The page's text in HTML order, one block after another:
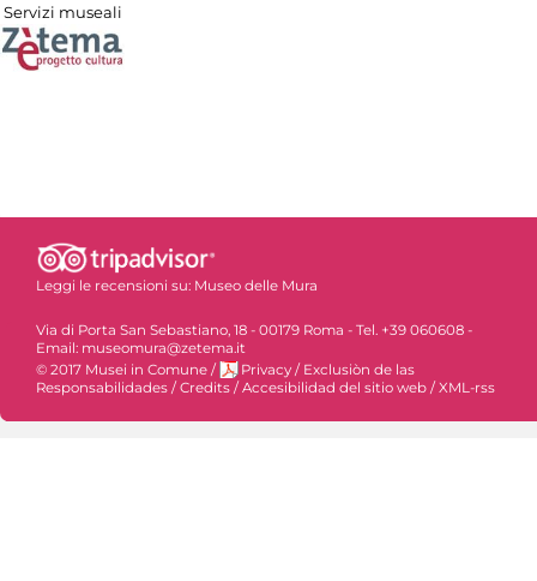
Servizi museali
Leggi le recensioni su: Museo delle Mura
Via di Porta San Sebastiano, 18 - 00179 Roma - Tel. +39 060608 -
Email: museomura@zetema.it
© 2017 Musei in Comune / Privacy / Exclusiòn de las
Responsabilidades /Credits /Accesibilidad del sitio web /XML-rss